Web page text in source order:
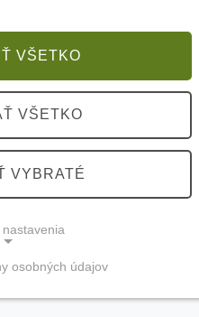
VŠETKO
VŠETKO
VYBRATÉ
osobných údajov